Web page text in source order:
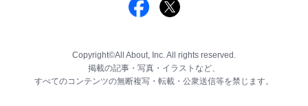
Copyright©All About, Inc. All rights reserved.
掲載の記事・写真・イラストなど、
すべてのコンテンツの無断複写・転載・公衆送信等を禁じます。